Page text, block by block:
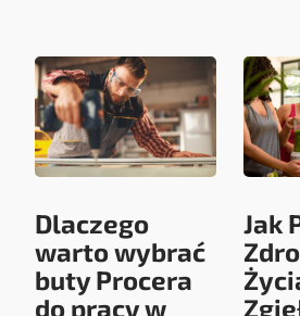
Dlaczego
warto wybrać
buty Procera
do pracy w
Jak